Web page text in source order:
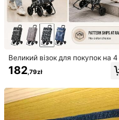
Великий візок для покупок на 4
лесах об'ємом 43 л, подвійний
жим штовхання та тягнення,
а рама, випадковий колір
182 ,79zł